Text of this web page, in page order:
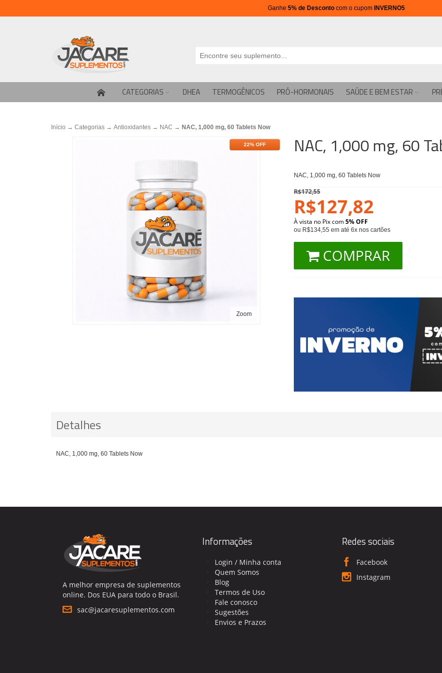
Ganhe 5% de Desconto com o cupom INVERNO5
CATEGORIAS DHEA TERMOGÊNICOS PRÓ-HORMONAIS SAÚDE E BEM ESTAR
Início → Categorias → Antioxidantes → NAC → NAC, 1,000 mg, 60 Tablets Now
Zoom
22% OFF NAC, 1,000 mg, 60
NAC, 1,000 mg, 60 Tablets Now
R$172,55
R$127,82
À vista no Pix com5% OFF
ou R$134,55 em até 6x nos cartões
COMPRAR
Detalhes
NAC, 1,000 mg, 60 Tablets Now
A melhor empresa de suplementos
online. Dos EUA para todo o Brasil.
sac@jacaresuplementos.com
Informações
Login / Minha conta
Quem Somos
Blog
Termos de Uso
Fale conosco
Sugestões
Envios e Prazos
Redes sociais
Facebook
Instagram